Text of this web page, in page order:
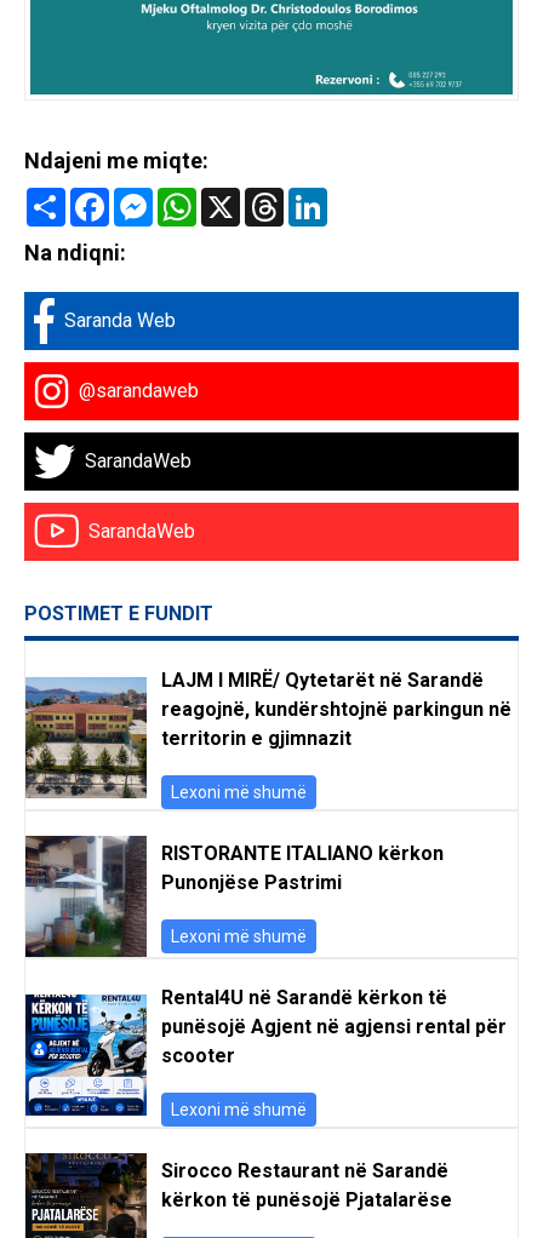
Ndajeni me miqte:
Share FacebookMessenger
WhatsApp
X Threads
Na ndiqni:
Saranda Web
@sarandaweb
SarandaWeb
SarandaWeb
POSTIMET E FUNDIT
LAJM I MIRË/ Qytetarët në Sarandë
reagojnë, kundërshtojnë parkingun në
territorin e gjimnazit
Lexoni më shumë
RISTORANTE ITALIANO kërkon
Punonjëse Pastrimi
Lexoni më shumë
Rental4U në Sarandë kërkon të
punësojë Agjent në agjensi rental për
scooter
Lexoni më shumë
Sirocco Restaurant në Sarandë
kërkon të punësojë Pjatalarëse